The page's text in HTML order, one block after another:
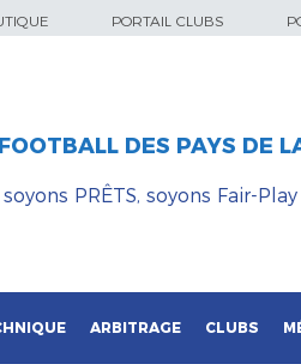
PORTAIL CLUBS
DES PAYS DE
soyons PRÊTS, soyons Fair-Play
ARBITRAGE CLUBS